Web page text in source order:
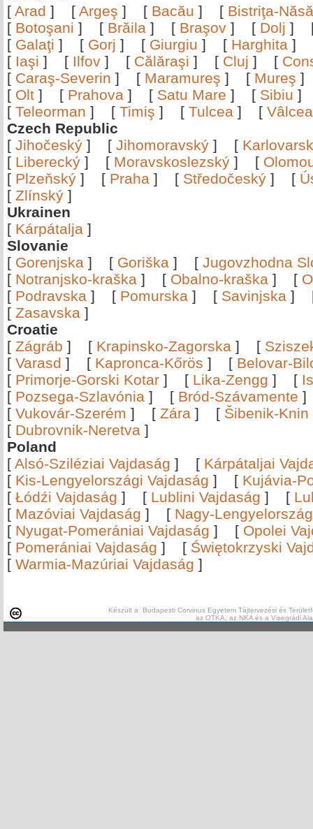
[ Arad ] [ Argeş ] [ Bacău ] [ Bistriţa-
[ Botoşani ] [ Brăila ] [ Braşov ] [ Dolj ]
[ Galaţi ] [ Gorj ] [ Giurgiu ] [ Harghita ]
[ Iaşi ] [ Ilfov ] [ Călăraşi ] [ Cluj ] [
[ Caraş-Severin ] [ Maramureş ] [ Mureş
[ Olt ] [ Prahova ] [ Satu Mare ] [ Sibiu
[ Teleorman ] [ Timiş ] [ Tulcea ] [
Czech Republic
[ Jihočeský ] [ Jihomoravský ] [
[ Liberecký ] [ Moravskoslezský ] [
[ Plzeňský ] [ Praha ] [ Středočeský ] [
[ Zlínský ]
Ukrainen
[ Kárpátalja ]
Slovanie
[ Gorenjska ] [ Goriška ] [ Jugovzhodna
[ Notranjsko-kraška ] [ Obalno-kraška ] [
[ Podravska ] [ Pomurska ] [ Savinjska ]
[ Zasavska ]
Croatie
[ Zágráb ] [ Krapinsko-Zagorska ] [
[ Varasd ] [ Kapronca-Kőrös ] [ Belovar-
[ Primorje-Gorski Kotar ] [ Lika-Zengg ] [
[ Pozsega-Szlavónia ] [ Bród-Szávamente
[ Vukovár-Szerém ] [ Zára ] [ Šibenik-Knin
[ Dubrovnik-Neretva ]
Poland
[ Alsó-Sziléziai Vajdaság ] [ Kárpátaljai
[ Kis-Lengyelországi Vajdaság ] [ Kujávia-
[ Łódźi Vajdaság ] [ Lublini Vajdaság ] [
[ Mazóviai Vajdaság ] [ Nagy-
[ Nyugat-Pomerániai Vajdaság ] [ Opolei
[ Pomerániai Vajdaság ] [ Świętokrzyski
[ Warmia-Mazúriai Vajdaság ]
Készült a Budapesti Corvinus Egyetem Tájtervezési és
az OTKA, az NKA és a Visegrádi